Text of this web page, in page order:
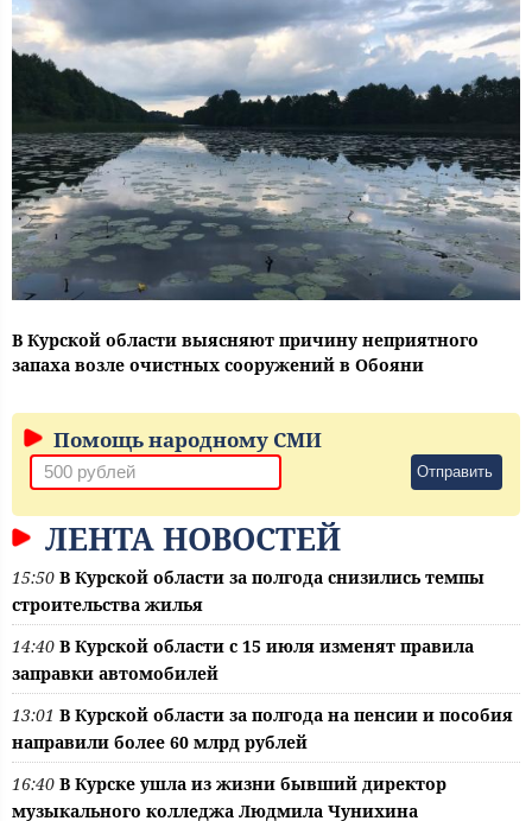
В Курской области выясняют причину неприятного
запаха возле очистных сооружений в Обояни
Помощь народному СМИ
Отправить
ЛЕНТА НОВОСТЕЙ
15:50 В Курской области за полгода снизились темпы
строительства жилья
14:40 В Курской области с 15 июля изменят правила
заправки автомобилей
13:01 В Курской области за полгода на пенсии и пособия
направили более 60 млрд рублей
16:40 В Курске ушла из жизни бывший директор
музыкального колледжа Людмила Чунихина